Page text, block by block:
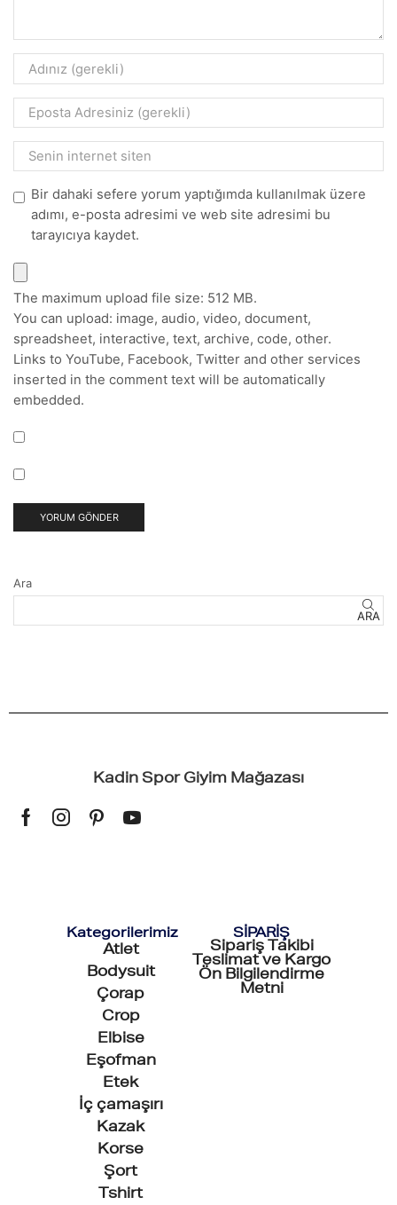
Bir dahaki sefere yorum yaptığımda kullanılmak üzere
adımı, e-posta adresimi ve web site adresimi bu
tarayıcıya kaydet.
The maximum upload file size: 512 MB.
You can upload: image, audio, video, document,
spreadsheet, interactive, text, archive, code, other.
Links to YouTube, Facebook, Twitter and other services
inserted in the comment text will be automatically
embedded.
Ara
ARA
Kadin Spor Giyim Mağazası
Kategorilerimiz
Atlet
Bodysuit
Çorap
Crop
Elbise
Eşofman
Etek
İç çamaşırı
Kazak
Korse
Şort
Tshirt
SİPARİŞ
Sipariş Takibi
Teslimat ve Kargo
Ön Bilgilendirme
Metni